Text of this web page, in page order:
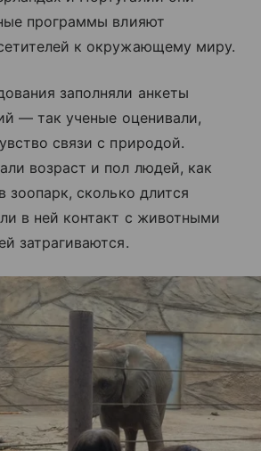
программы влияют
к окружающему миру.
заполняли анкеты
— так ученые оценивали,
связи с природой.
возраст и пол людей, как
зоопарк, сколько длится
в ней контакт с животными
затрагиваются.